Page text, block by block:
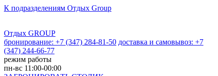
К подразделениям Отдых Group
Отдых GROUP
бронирование: +7 (347) 284-81-50 доставка и самовывоз: +7
(347) 244-66-77
режим работы
пн-вс 11:00-00:00